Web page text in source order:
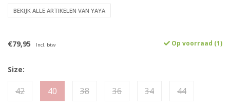
BEKIJK ALLE ARTIKELEN VAN YAYA
€79,95 Incl. btw Op voorraad (1)
Size:
42 40 38 36 34 44